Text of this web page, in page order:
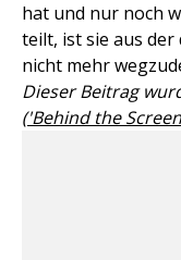
hat und nur noch
teilt, ist sie aus
nicht mehr
Dieser Beitrag
('Behind the